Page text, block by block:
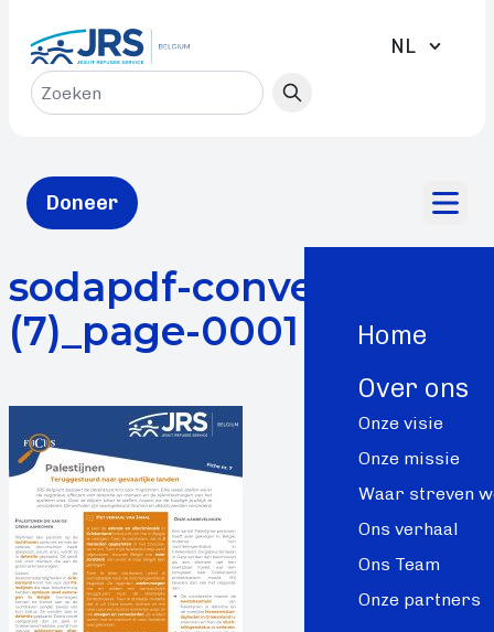
NL
Zoeken :
Doneer
Home
Over ons
Onze visie
Onze missie
Waar streven
Ons verhaal
Ons Team
Onze partners
sodapdf-converted
(7)_page-0001